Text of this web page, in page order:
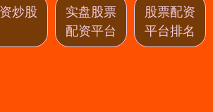
炒股
实盘股票
配资平台
股票配资
平台排名